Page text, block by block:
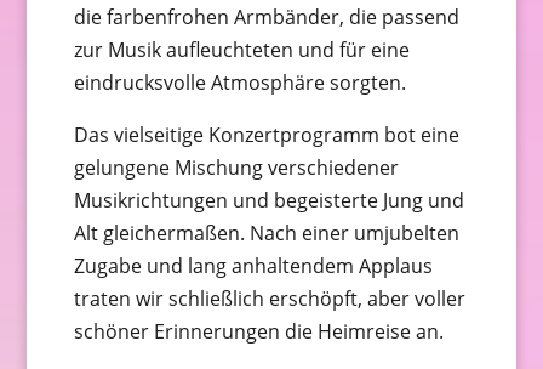
die farbenfrohen Armbänder, die passend
zur Musik aufleuchteten und für eine
eindrucksvolle Atmosphäre sorgten.
Das vielseitige Konzertprogramm bot eine
gelungene Mischung verschiedener
Musikrichtungen und begeisterte Jung und
Alt gleichermaßen. Nach einer umjubelten
Zugabe und lang anhaltendem Applaus
traten wir schließlich erschöpft, aber voller
schöner Erinnerungen die Heimreise an.